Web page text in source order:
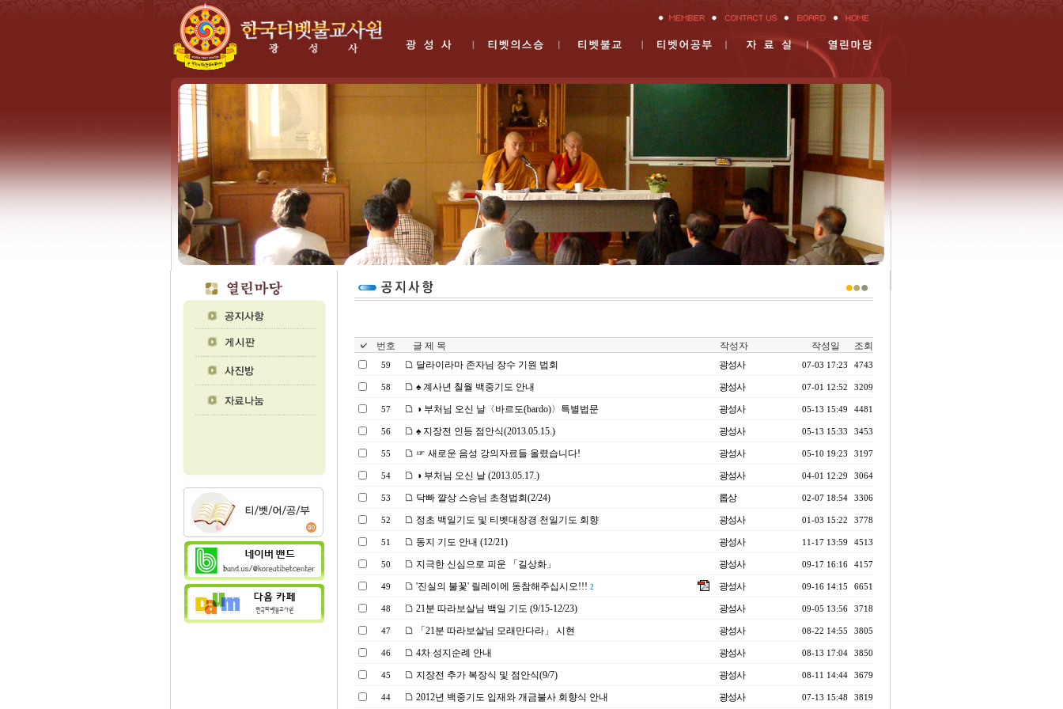
번호 글 제 목 작성자 작성일 조회
59 달라이라마 존자님 장수 기원 법회 광성사 07-03 17:23 4743
58 ♠ 계사년 칠월 백중기도 안내 광성사 07-01 12:52 3209
57 ◑ 부처님 오신 날〈바르도(bardo)〉특별법문 광성사 05-13 15:49 4481
56 ♠ 지장전 인등 점안식(2013.05.15.) 광성사 05-13 15:33 3453
55 ☞ 새로운 음성 강의자료들 올렸습니다! 광성사 05-10 19:23 3197
54 ◑ 부처님 오신 날 (2013.05.17.) 광성사 04-01 12:29 3064
53 닥빠 꺌상 스승님 초청법회(2/24) 롭상 02-07 18:54 3306
52 정초 백일기도 및 티벳대장경 천일기도 회향 광성사 01-03 15:22 3778
51 동지 기도 안내 (12/21) 광성사 11-17 13:59 4513
50 지극한 신심으로 피운 「길상화」 광성사 09-17 16:16 4157
49 '진실의 불꽃' 릴레이에 동참해주십시오!!! 2 광성사 09-16 14:15 6651
48 21분 따라보살님 백일 기도 (9/15-12/23) 광성사 09-05 13:56 3718
47 「21분 따라보살님 모래만다라」 시현 광성사 08-22 14:55 3805
46 4차 성지순례 안내 광성사 08-13 17:04 3850
45 지장전 추가 복장식 및 점안식(9/7) 광성사 08-11 14:44 3679
44 2012년 백중기도 입재와 개금불사 회향식 안내 광성사 07-13 15:48 3819